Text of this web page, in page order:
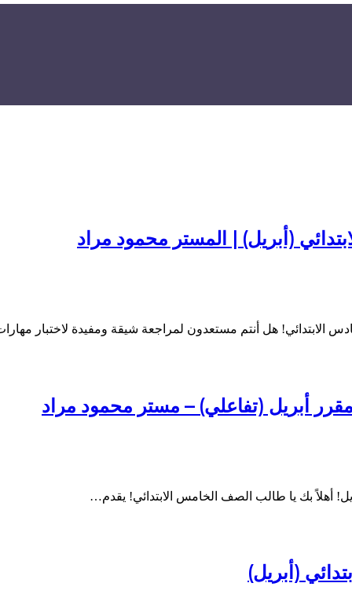
(أبريل) | المستر محمود مراد
الابتدائي! هل أنتم مستعدون لمراجعة شيقة ومفيدة لاختبار
أبريل (تفاعلي) – مستر محمود مراد
أهلاً بك يا طالب الصف الخامس الابتدائي! يقدم…
(أبريل)